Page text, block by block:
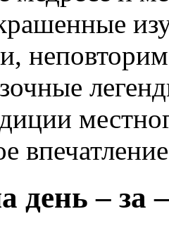
день – за